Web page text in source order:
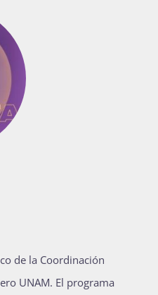
de la Coordinación
UNAM. El programa